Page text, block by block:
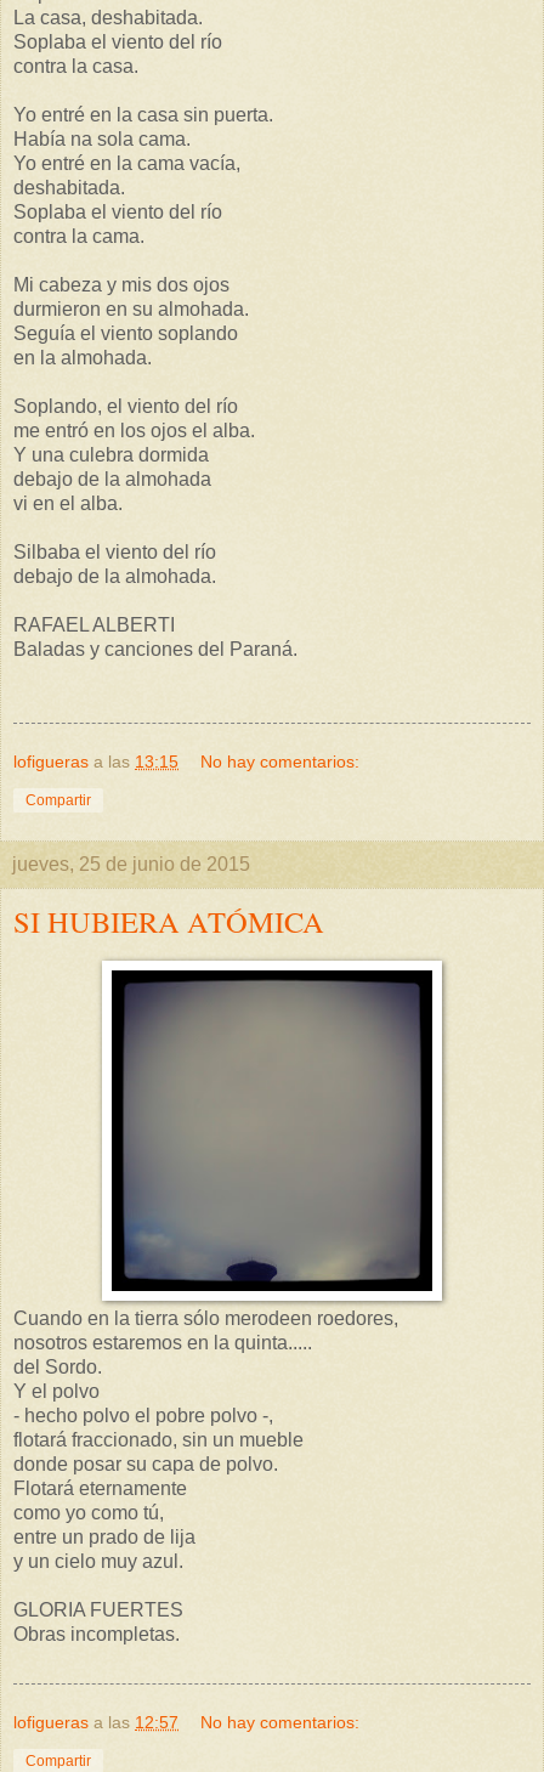
La casa, deshabitada.
Soplaba el viento del río
contra la casa.
Yo entré en la casa sin puerta.
Había na sola cama.
Yo entré en la cama vacía,
deshabitada.
Soplaba el viento del río
contra la cama.
Mi cabeza y mis dos ojos
durmieron en su almohada.
Seguía el viento soplando
en la almohada.
Soplando, el viento del río
me entró en los ojos el alba.
Y una culebra dormida
debajo de la almohada
vi en el alba.
Silbaba el viento del río
debajo de la almohada.
RAFAEL ALBERTI
Baladas y canciones del Paraná.
lofigueras a las 13:15 No hay comentarios:
Compartir
jueves, 25 de junio de 2015
SI HUBIERA ATÓMICA
Cuando en la tierra sólo merodeen roedores,
nosotros estaremos en la quinta.....
del Sordo.
Y el polvo
- hecho polvo el pobre polvo -,
flotará fraccionado, sin un mueble
donde posar su capa de polvo.
Flotará eternamente
como yo como tú,
entre un prado de lija
y un cielo muy azul.
GLORIA FUERTES
Obras incompletas.
lofigueras a las 12:57 No hay comentarios:
Compartir